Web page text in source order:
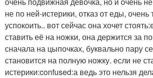
не по ней-истерики, отказ от еды, очень
успокоить.. вот сейчас она хочет
ставить её на ножки, она держится за
сначала на цыпочках, буквально пару
становится на полную ножку. если не
истерики:confused:а ведь это нельзя